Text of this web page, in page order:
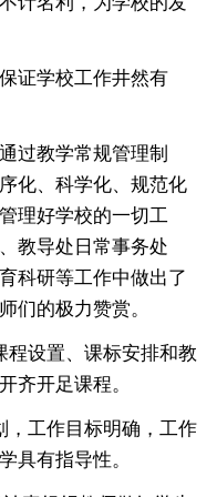
证学校工作井然有
教学常规管理制
化、科学化、规范化
理好学校的一切工
教导处日常事务处
科研等工作中做出了
们的极力赞赏。
设置、课标安排和教
齐开足课程。
工作目标明确，工作
具有指导性。